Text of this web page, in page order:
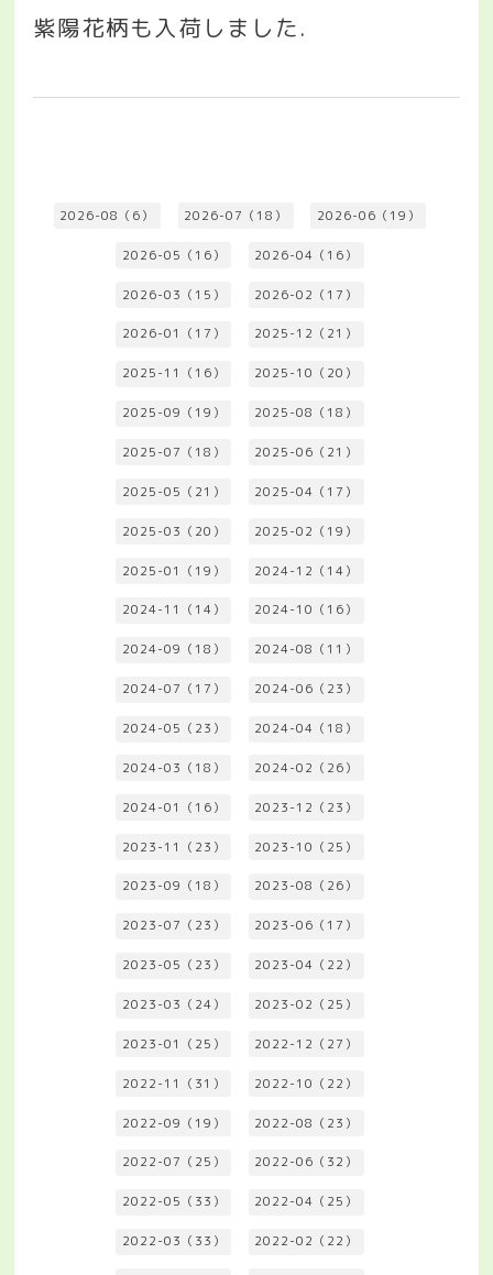
紫陽花柄も入荷しました.
2026-08（6） 2026-07（18） 2026-06（19）
2026-05（16） 2026-04（16）
2026-03（15） 2026-02（17）
2026-01（17） 2025-12（21）
2025-11（16） 2025-10（20）
2025-09（19） 2025-08（18）
2025-07（18） 2025-06（21）
2025-05（21） 2025-04（17）
2025-03（20） 2025-02（19）
2025-01（19） 2024-12（14）
2024-11（14） 2024-10（16）
2024-09（18） 2024-08（11）
2024-07（17） 2024-06（23）
2024-05（23） 2024-04（18）
2024-03（18） 2024-02（26）
2024-01（16） 2023-12（23）
2023-11（23） 2023-10（25）
2023-09（18） 2023-08（26）
2023-07（23） 2023-06（17）
2023-05（23） 2023-04（22）
2023-03（24） 2023-02（25）
2023-01（25） 2022-12（27）
2022-11（31） 2022-10（22）
2022-09（19） 2022-08（23）
2022-07（25） 2022-06（32）
2022-05（33） 2022-04（25）
2022-03（33） 2022-02（22）